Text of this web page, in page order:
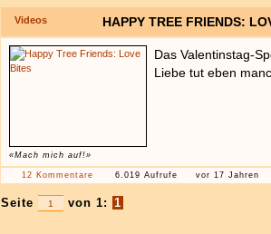
Videos HAPPY TREE FRIENDS:
«Mach mich auf!»
Das Valentinstag-
Liebe tut eben
12 Kommentare 6.019 Aufrufe vor 17 Jahren
Seite von 1: 1